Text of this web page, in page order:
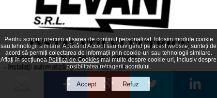
Pentru scopuri precum afișarea de conținut personalizat, folosim module cookie
sau tehnologii similare. Apăsând Accept sau navigând pe acest website, sunteți de
acord să permiți colectarea de informații prin cookie-uri sau tehnologii similare.
Aflați în secțiuneaPolitica de Cookiesmai multe despre cookie-uri, inclusiv despre
posibilitatea retragerii acordului.